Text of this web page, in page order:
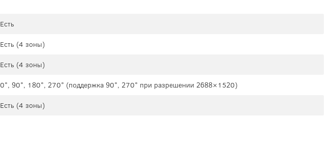
Есть
Есть (4 зоны)
Есть (4 зоны)
0°, 90°, 180°, 270° (поддержка 90°, 270° при разрешении 2688×1520)
Есть (4 зоны)